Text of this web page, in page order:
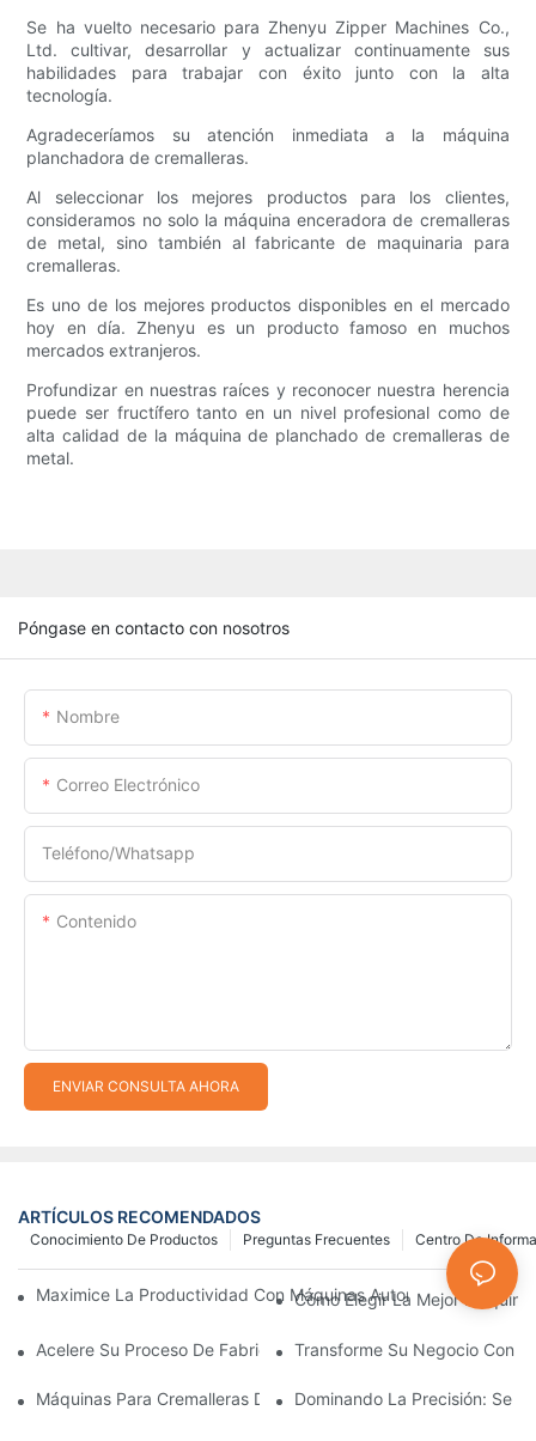
Se ha vuelto necesario para Zhenyu Zipper Machines Co.,
Ltd. cultivar, desarrollar y actualizar continuamente sus
habilidades para trabajar con éxito junto con la alta
tecnología.
Agradeceríamos su atención inmediata a la máquina
planchadora de cremalleras.
Al seleccionar los mejores productos para los clientes,
consideramos no solo la máquina enceradora de cremalleras
de metal, sino también al fabricante de maquinaria para
cremalleras.
Es uno de los mejores productos disponibles en el mercado
hoy en día. Zhenyu es un producto famoso en muchos
mercados extranjeros.
Profundizar en nuestras raíces y reconocer nuestra herencia
puede ser fructífero tanto en un nivel profesional como de
alta calidad de la máquina de planchado de cremalleras de
metal.
Póngase en contacto con nosotros
Nombre
Correo Electrónico
Teléfono/whatsapp
Contenido
ENVIAR CONSULTA AHORA
ARTÍCULOS RECOMENDADOS
Centro De
Preguntas Frecuentes
Conocimiento De Productos
Maximice La Productividad Con Máquinas Automáticas Para
Cómo Elegir La Mejor
Acelere Su Proceso De Fabricación De Cremalleras Con
Transforme Su Negocio Con
Máquinas Para Cremalleras De Plástico: Una Guía Completa
Dominando La Precisión: Se